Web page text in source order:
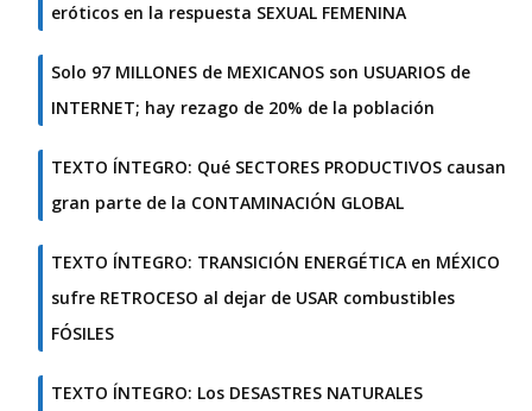
eróticos en la respuesta SEXUAL FEMENINA
Solo 97 MILLONES de MEXICANOS son USUARIOS de
INTERNET; hay rezago de 20% de la población
TEXTO ÍNTEGRO: Qué SECTORES PRODUCTIVOS causan
gran parte de la CONTAMINACIÓN GLOBAL
TEXTO ÍNTEGRO: TRANSICIÓN ENERGÉTICA en MÉXICO
sufre RETROCESO al dejar de USAR combustibles
FÓSILES
TEXTO ÍNTEGRO: Los DESASTRES NATURALES